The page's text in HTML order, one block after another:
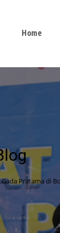
Home
Pratama di